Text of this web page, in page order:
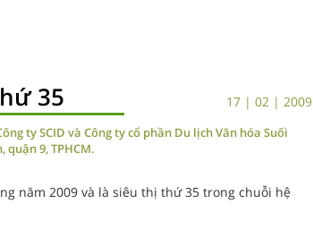
35 17 | 02 | 2009
ty SCID và Công ty cổ phần Du lịch Văn hóa Suối
9, TPHCM.
năm 2009 và là siêu thị thứ 35 trong chuỗi hệ